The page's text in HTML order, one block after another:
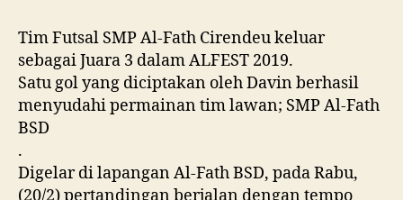
Tim Futsal SMP Al-Fath Cirendeu keluar
sebagai Juara 3 dalam ALFEST 2019.
Satu gol yang diciptakan oleh Davin berhasil
menyudahi permainan tim lawan; SMP Al-Fath
BSD
.
Digelar di lapangan Al-Fath BSD, pada Rabu,
(20/2) pertandingan berjalan dengan tempo